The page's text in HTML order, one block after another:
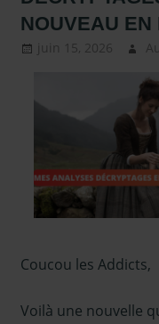
NOUVEAU EN
juin 15, 2026
Coucou les Addicts,
Voilà une nouvelle